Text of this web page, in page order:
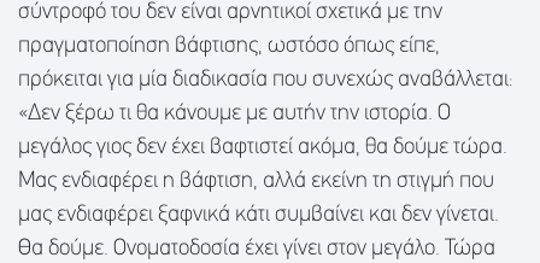
σύντροφό του δεν είναι αρνητικοί σχετικά με την
πραγματοποίηση βάφτισης, ωστόσο όπως είπε,
πρόκειται για μία διαδικασία που συνεχώς αναβάλλεται:
«Δεν ξέρω τι θα κάνουμε με αυτήν την ιστορία. Ο
μεγάλος γιος δεν έχει βαφτιστεί ακόμα, θα δούμε τώρα.
Μας ενδιαφέρει η βάφτιση, αλλά εκείνη τη στιγμή που
μας ενδιαφέρει ξαφνικά κάτι συμβαίνει και δεν γίνεται.
Θα δούμε. Ονοματοδοσία έχει γίνει στον μεγάλο. Τώρα